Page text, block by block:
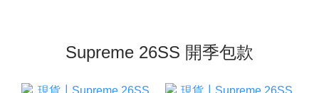
Supreme 26SS 開季包款